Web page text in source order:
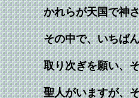
かれらが天国で神
その中で、いちば
取り次ぎを願い、
聖人がいますが、